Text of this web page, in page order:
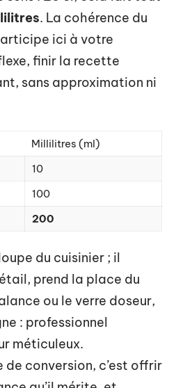
. La cohérence du
ici à votre
finir la recette
sans approximation ni
Millilitres (ml)
10
100
200
du cuisinier ; il
prend la place du
ou le verre doseur,
: professionnel
méticuleux.
de conversion, c’est offrir